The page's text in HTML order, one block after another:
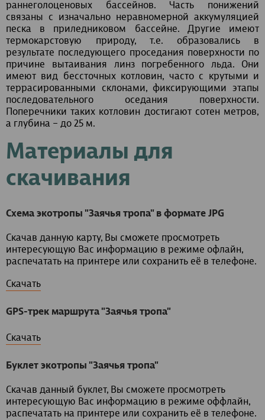
раннеголоценовых бассейнов. Часть понижений
связаны с изначально неравномерной аккумуляцией
песка в приледниковом бассейне. Другие имеют
термокарстовую природу, т.е. образовались в
результате последующего проседания поверхности по
причине вытаивания линз погребенного льда. Они
имеют вид бессточных котловин, часто с крутыми и
террасированными склонами, фиксирующими этапы
последовательного оседания поверхности.
Поперечники таких котловин достигают сотен метров,
а глубина – до 25 м.
Материалы для
скачивания
Схема экотропы "Заячья тропа" в формате JPG
Скачав данную карту, Вы сможете просмотреть
интересующую Вас информацию в режиме офлайн,
распечатать на принтере или сохранить её в телефоне.
Скачать
GPS-трек маршрута "Заячья тропа"
Скачать
Буклет экотропы "Заячья тропа"
Скачав данный буклет, Вы сможете просмотреть
интересующую Вас информацию в режиме оффлайн,
распечатать на принтере или сохранить её в телефоне.